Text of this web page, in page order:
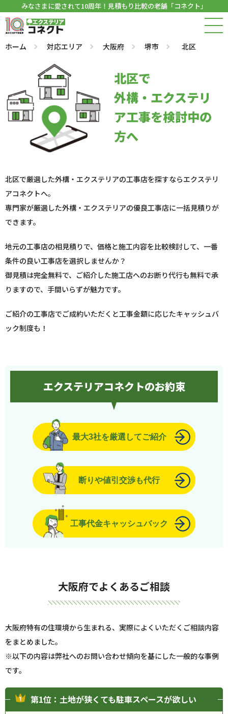
みなさまに愛されて10周年！見積もり比較の老舗「コネクト」
ホーム 対応エリア 大阪府 堺市 北区
北区で
外構・エクステリ
ア工事を検討中の
方へ
北区で厳選した外構・エクステリアの工事店を探すならエクステリ
アコネクトへ。
専門家が厳選した外構・エクステリアの優良工事店に一括見積りが
できます。
地元の工事店の相見積りで、価格と施工内容を比較検討して、一番
条件の良い工事店を選択しませんか？
御見積は完全無料で、ご紹介した施工店へのお断り代行も無料で承
りますので、手間いらずが魅力です。
ご紹介の工事店でご成約いただくと工事金額に応じたキャッシュバ
ック制度も！
エクステリアコネクトのお約束
最大3社を厳選してご紹介
断りや値引交渉も代行
工事代金キャッシュバック
大阪府でよくあるご相談
大阪府特有の住環境から生まれる、実際によくいただくご相談内容
をまとめました。
※以下の内容は弊社へのお問い合わせ傾向を基にした一般的な事例
です。
第1位：土地が狭くても駐車スペースが欲しい